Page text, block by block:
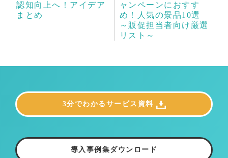
認知向上へ！アイデア
まとめ
ャンペーンにおすす
め！人気の景品10選
～販促担当者向け厳選
リスト～
3分でわかるサービス資料
導入事例集ダウンロード